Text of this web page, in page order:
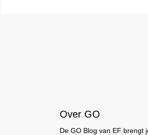
Over GO
De GO Blog van EF brengt